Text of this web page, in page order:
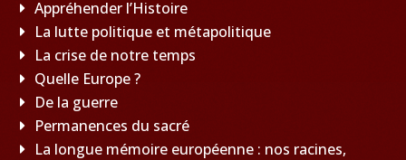
Appréhender l’Histoire
La lutte politique et métapolitique
La crise de notre temps
Quelle Europe ?
De la guerre
Permanences du sacré
La longue mémoire européenne : nos racines,